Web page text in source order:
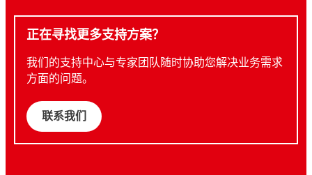
正在寻找更多支持方案？
我们的支持中心与专家团队随时协助您解决业务需求
方面的问题。
联系我们